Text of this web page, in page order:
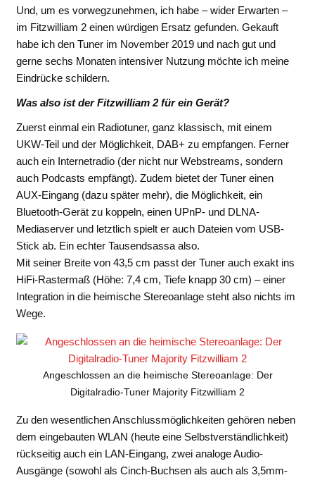
Und, um es vorwegzunehmen, ich habe – wider Erwarten –
im Fitzwilliam 2 einen würdigen Ersatz gefunden. Gekauft
habe ich den Tuner im November 2019 und nach gut und
gerne sechs Monaten intensiver Nutzung möchte ich meine
Eindrücke schildern.
Was also ist der Fitzwilliam 2 für ein Gerät?
Zuerst einmal ein Radiotuner, ganz klassisch, mit einem
UKW-Teil und der Möglichkeit, DAB+ zu empfangen. Ferner
auch ein Internetradio (der nicht nur Webstreams, sondern
auch Podcasts empfängt). Zudem bietet der Tuner einen
AUX-Eingang (dazu später mehr), die Möglichkeit, ein
Bluetooth-Gerät zu koppeln, einen UPnP- und DLNA-
Mediaserver und letztlich spielt er auch Dateien vom USB-
Stick ab. Ein echter Tausendsassa also.
Mit seiner Breite von 43,5 cm passt der Tuner auch exakt ins
HiFi-Rastermaß (Höhe: 7,4 cm, Tiefe knapp 30 cm) – einer
Integration in die heimische Stereoanlage steht also nichts im
Wege.
Angeschlossen an die heimische Stereoanlage: Der
Digitalradio-Tuner Majority Fitzwilliam 2
Zu den wesentlichen Anschlussmöglichkeiten gehören neben
dem eingebauten WLAN (heute eine Selbstverständlichkeit)
rückseitig auch ein LAN-Eingang, zwei analoge Audio-
Ausgänge (sowohl als Cinch-Buchsen als auch als 3,5mm-